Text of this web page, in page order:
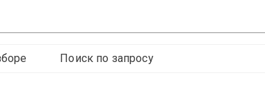
Поиск по запросу